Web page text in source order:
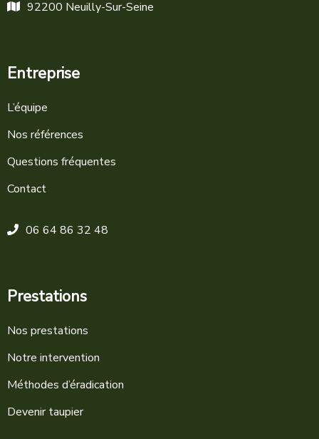
92200 Neuilly-Sur-Seine
Entreprise
L’équipe
Nos références
Questions fréquentes
Contact
06 64 86 32 48
Prestations
Nos prestations
Notre intervention
Méthodes d’éradication
Devenir taupier